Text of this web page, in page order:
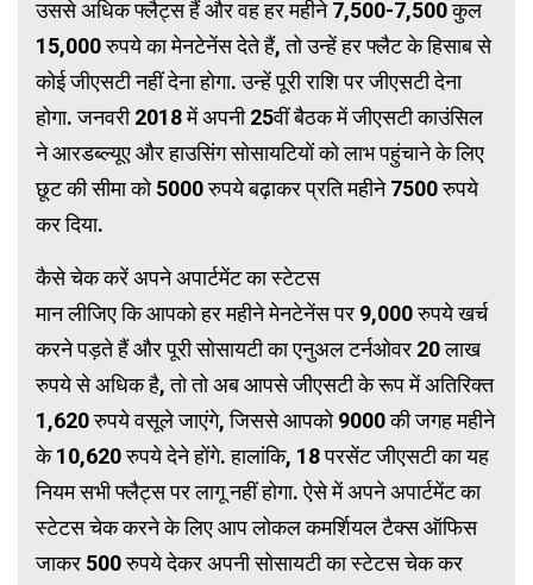
उससे अधिक फ्लैट्स हैं और वह हर महीने 7,500-7,500 कुल
15,000 रुपये का मेनटेनेंस देते हैं, तो उन्हें हर फ्लैट के हिसाब से
कोई जीएसटी नहीं देना होगा. उन्हें पूरी राशि पर जीएसटी देना
होगा. जनवरी 2018 में अपनी 25वीं बैठक में जीएसटी काउंसिल
ने आरडब्ल्यूए और हाउसिंग सोसायटियों को लाभ पहुंचाने के लिए
छूट की सीमा को 5000 रुपये बढ़ाकर प्रति महीने 7500 रुपये
कर दिया.
कैसे चेक करें अपने अपार्टमेंट का स्टेटस
मान लीजिए कि आपको हर महीने मेनटेनेंस पर 9,000 रुपये खर्च
करने पड़ते हैं और पूरी सोसायटी का एनुअल टर्नओवर 20 लाख
रुपये से अधिक है, तो तो अब आपसे जीएसटी के रूप में अतिरिक्त
1,620 रुपये वसूले जाएंगे, जिससे आपको 9000 की जगह महीने
के 10,620 रुपये देने होंगे. हालांकि, 18 परसेंट जीएसटी का यह
नियम सभी फ्लैट्स पर लागू नहीं होगा. ऐसे में अपने अपार्टमेंट का
स्टेटस चेक करने के लिए आप लोकल कमर्शियल टैक्स ऑफिस
जाकर 500 रुपये देकर अपनी सोसायटी का स्टेटस चेक कर